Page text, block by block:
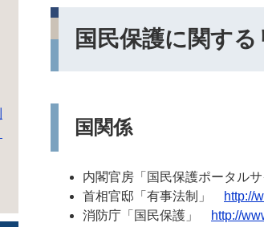
国民保護に関す
国関係
内閣官房「国民保護ポータル
首相官邸「有事法制」
http://
消防庁「国民保護」
http://